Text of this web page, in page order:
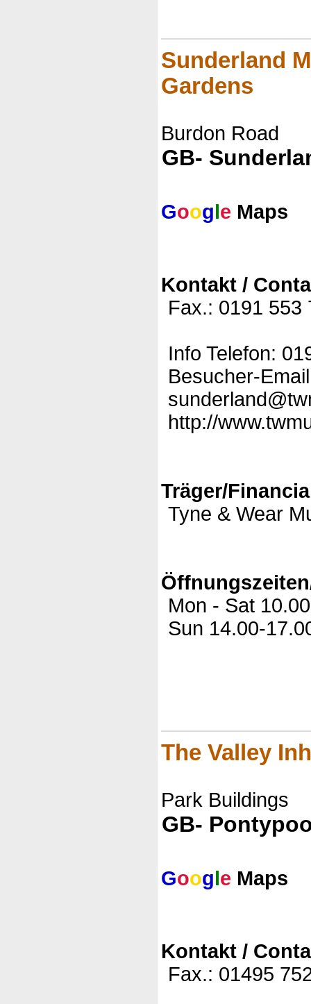
Sunderland
Gardens
Burdon Road
GB-
Google Maps
Kontakt /
Fax.: 0191 553
Info Telefon:
Besucher-
http://
Träger/
Tyne & Wear
Mon - Sat
Sun 14.00-
The Valley
Park Buildings
GB-
Google Maps
Kontakt /
Fax.: 01495